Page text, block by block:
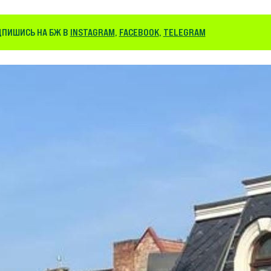
НА БЖ В INSTAGRAM, FACEBOOK, TELEGRAM